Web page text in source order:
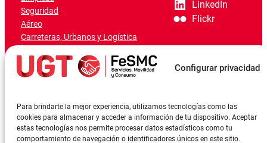
Configurar privacidad
Para brindarte la mejor experiencia, utilizamos tecnologías como las
cookies para almacenar y acceder a información de tu dispositivo. Aceptar
estas tecnologías nos permite procesar datos estadísticos como tu
comportamiento de navegación o identificadores únicos en este sitio.
Seguridad
Aéreo
Carreteras, Urbanos y Logística
Marítimo-Portuario
LinkedIn
Flickr